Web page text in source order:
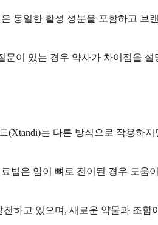
동일한 활성 성분을 포함하고 브
이 있는 경우 약사가 차이점을 설
는 다른 방식으로 작용하
법은 암이 뼈로 전이된 경우 도움
하고 있으며, 새로운 약물과 조합